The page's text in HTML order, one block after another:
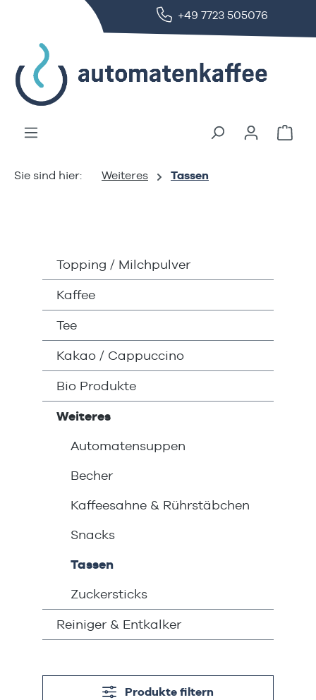
+49 7723 505076
Weiteres Tassen
Topping / Milchpulver
Kaffee
Tee
Kakao / Cappuccino
Bio Produkte
Weiteres
Automatensuppen
Becher
Kaffeesahne & Rührstäbchen
Snacks
Tassen
Zuckersticks
Reiniger & Entkalker
Produkte filtern